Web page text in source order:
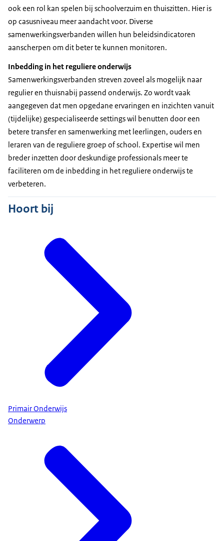
ook een rol kan spelen bij schoolverzuim en thuiszitten. Hier is
op casusniveau meer aandacht voor. Diverse
samenwerkingsverbanden willen hun beleidsindicatoren
aanscherpen om dit beter te kunnen monitoren.
Inbedding in het reguliere onderwijs
Samenwerkingsverbanden streven zoveel als mogelijk naar
regulier en thuisnabij passend onderwijs. Zo wordt vaak
aangegeven dat men opgedane ervaringen en inzichten vanuit
(tijdelijke) gespecialiseerde settings wil benutten door een
betere transfer en samenwerking met leerlingen, ouders en
leraren van de reguliere groep of school. Expertise wil men
breder inzetten door deskundige professionals meer te
faciliteren om de inbedding in het reguliere onderwijs te
verbeteren.
Hoort bij
Primair Onderwijs
Onderwerp